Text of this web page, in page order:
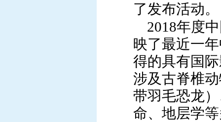
了发布活动。
2018年度
映了最近一
得的具有国
涉及古脊椎
带羽毛恐龙
命、地层学